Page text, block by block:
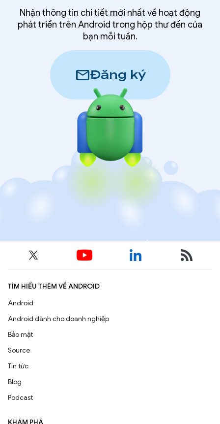
Nhận thông tin chi tiết mới nhất về hoạt động
phát triển trên Android trong hộp thư đến của
bạn mỗi tuần.
mailĐăng ký
TÌM HIỂU THÊM VỀ ANDROID
Android
Android dành cho doanh nghiệp
Bảo mật
Source
Tin tức
Blog
Podcast
KHÁM PHÁ